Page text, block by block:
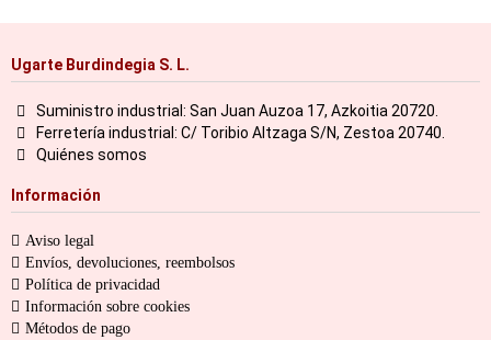
Ugarte Burdindegia S. L.
Suministro industrial: San Juan Auzoa 17, Azkoitia 20720.
Ferretería industrial: C/ Toribio Altzaga S/N, Zestoa 20740.
Quiénes somos
Información
Aviso legal
Envíos, devoluciones, reembolsos
Política de privacidad
Información sobre cookies
Métodos de pago